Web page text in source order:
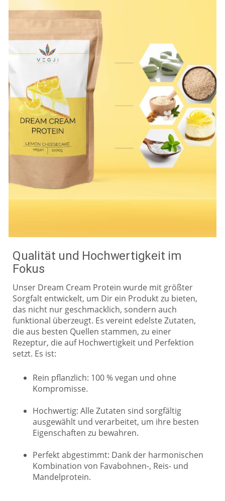
Qualität und Hochwertigkeit im
Fokus
Unser Dream Cream Protein wurde mit größter
Sorgfalt entwickelt, um Dir ein Produkt zu bieten,
das nicht nur geschmacklich, sondern auch
funktional überzeugt. Es vereint edelste Zutaten,
die aus besten Quellen stammen, zu einer
Rezeptur, die auf Hochwertigkeit und Perfektion
setzt. Es ist:
Rein pflanzlich: 100 % vegan und ohne
Kompromisse.
Hochwertig: Alle Zutaten sind sorgfältig
ausgewählt und verarbeitet, um ihre besten
Eigenschaften zu bewahren.
Perfekt abgestimmt: Dank der harmonischen
Kombination von Favabohnen-, Reis- und
Mandelprotein.